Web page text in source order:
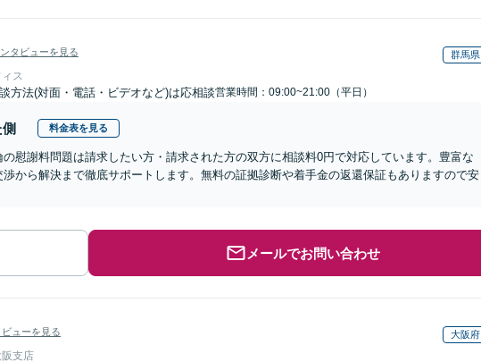
タビューを見る 群馬県
ス
方法(対面・電話・ビデオなど)は応相談営業時間：09:00~21:00（平日）
料金表を見る
の慰謝料問題は請求したい方・請求された方の双方に相談料0円で対応しています。豊富な
から解決まで徹底サポートします。無料の証拠診断や着手金の返還保証もありますので安
メールでお問い合わせ
ビューを見る 大阪府
支店